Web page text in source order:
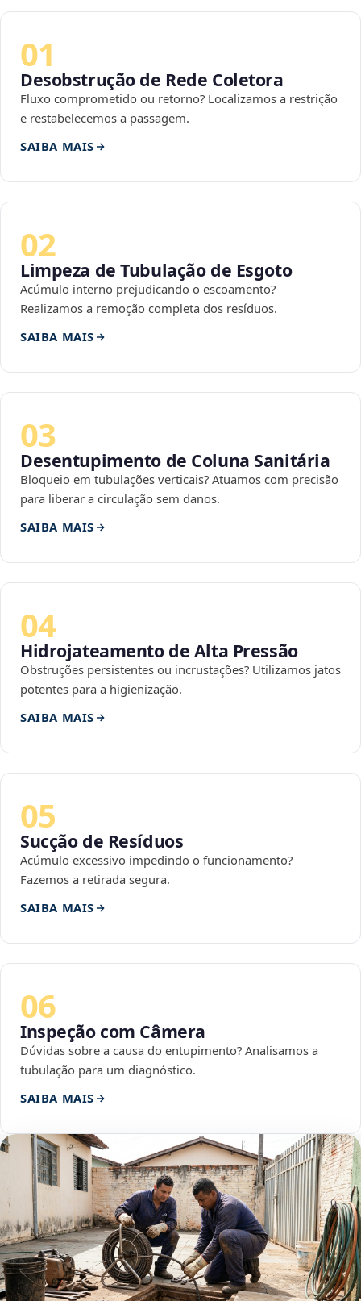
01
Desobstrução de Rede Coletora
Fluxo comprometido ou retorno? Localizamos a restrição
e restabelecemos a passagem.
SAIBA MAIS
02
Limpeza de Tubulação de Esgoto
Acúmulo interno prejudicando o escoamento?
Realizamos a remoção completa dos resíduos.
SAIBA MAIS
03
Desentupimento de Coluna Sanitária
Bloqueio em tubulações verticais? Atuamos com precisão
para liberar a circulação sem danos.
SAIBA MAIS
04
Hidrojateamento de Alta Pressão
Obstruções persistentes ou incrustações? Utilizamos jatos
potentes para a higienização.
SAIBA MAIS
05
Sucção de Resíduos
Acúmulo excessivo impedindo o funcionamento?
Fazemos a retirada segura.
SAIBA MAIS
06
Inspeção com Câmera
Dúvidas sobre a causa do entupimento? Analisamos a
tubulação para um diagnóstico.
SAIBA MAIS